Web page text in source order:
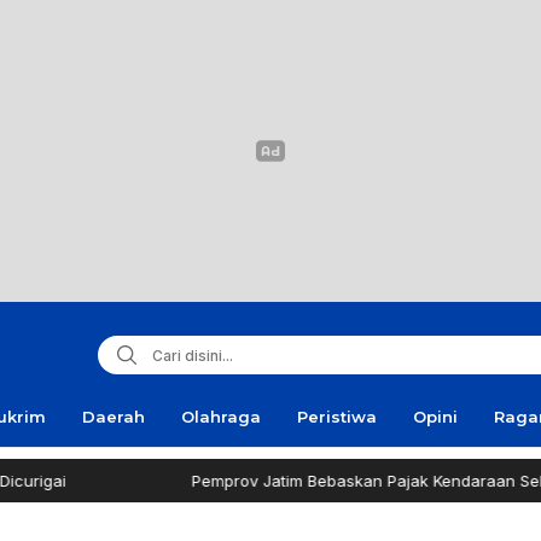
Daerah Olahraga Peristiwa Opini
Pemprov Jatim Bebaskan Pajak Kendaraan Selama